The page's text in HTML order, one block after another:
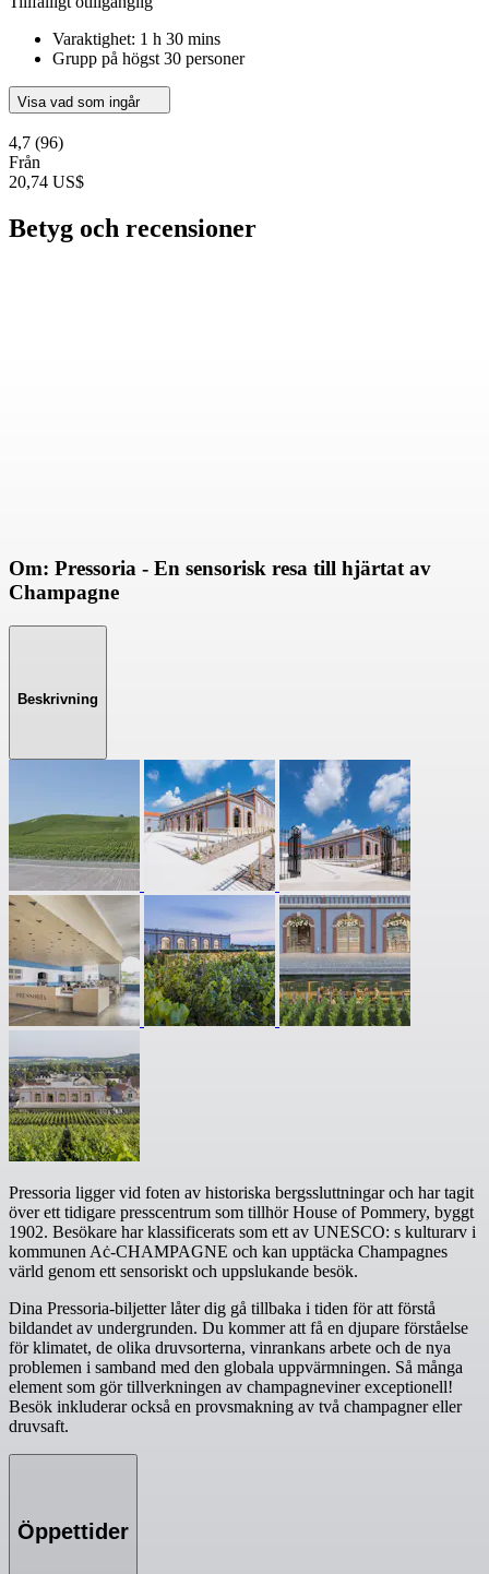
Varaktighet: 1 h 30 mins
Grupp på högst 30 personer
Visa vad som ingår
4,7 (96)
Från
20,74 US$
Betyg och recensioner
Om: Pressoria - En sensorisk resa till hjärtat av
Champagne
Beskrivning
Pressoria ligger vid foten av historiska bergssluttningar och har tagit
över ett tidigare presscentrum som tillhör House of Pommery, byggt
1902. Besökare har klassificerats som ett av UNESCO: s kulturarv i
kommunen Aċ-CHAMPAGNE och kan upptäcka Champagnes
värld genom ett sensoriskt och uppslukande besök.
Dina Pressoria-biljetter låter dig gå tillbaka i tiden för att förstå
bildandet av undergrunden. Du kommer att få en djupare förståelse
för klimatet, de olika druvsorterna, vinrankans arbete och de nya
problemen i samband med den globala uppvärmningen. Så många
element som gör tillverkningen av champagneviner exceptionell!
Besök inkluderar också en provsmakning av två champagner eller
druvsaft.
Öppettider